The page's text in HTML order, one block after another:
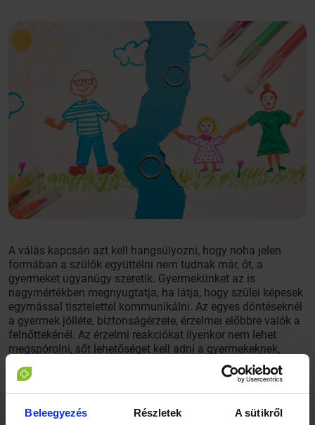
Beleegyezés Részletek A sütikről
A válás kapcsán azt kell hangsúlyozni, hogy noha jelen
formában a szülők együttélni nem tudnak már, őt, a
gyermeket ugyanúgy szeretik. Gyermekünket az is
nagymértékben megnyugtatja, ha látja, hogy szülei képesek
egymással tisztelettel kommunikálni. Az egyes döntéseknél
a gyermek jólléte, biztonságérzete, érzelmei előbbre valók a
felnőttekénél. Az érzelmi reakciókat ilyenkor nem lehet
megspórolni, sőt lehetőséget kell adni a gyermekeknek,
hogy a válás kapcsán megéljék saját érzéseiket. A gyermek
lehet dühös, szomorú, ezeket az érzéseket szülőként „el kell
viselni”, és sokat segíthet az is, ha elmondjuk, hogy
megértjük az érzéseit, és el tudjuk fogadni, hogy most
nehéz. Az érzések ilyesfajta legálissá tétele azt az élményt